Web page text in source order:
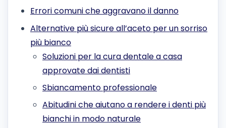
Errori comuni che aggravano il danno
Alternative più sicure all’aceto per un sorriso
più bianco
Soluzioni per la cura dentale a casa
approvate dai dentisti
Sbiancamento professionale
Abitudini che aiutano a rendere i denti più
bianchi in modo naturale